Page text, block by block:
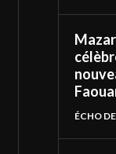
ÉCHO